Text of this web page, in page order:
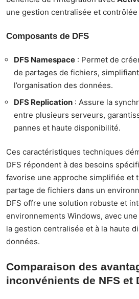
une gestion centralisée et contrôlée
Composants de DFS
DFS Namespace : Permet de
de partages de fichiers,
l’organisation des données.
DFS Replication : Assure la
entre plusieurs serveurs,
pannes et haute disponibilité.
Ces caractéristiques techniques
DFS répondent à des besoins
favorise une approche simplifiée et
partage de fichiers dans un
DFS offre une solution robuste et
environnements Windows, avec
la gestion centralisée et à la haute
données.
Comparaison des
inconvénients de NFS et